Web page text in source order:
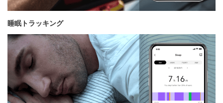
睡眠トラッキング